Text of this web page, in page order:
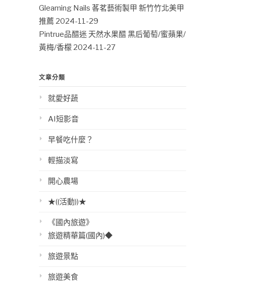
Gleaming Nails 茖茗藝術製甲 新竹竹北美甲
推薦 2024-11-29
Pintrue品醋迷 天然水果醋 黑后葡萄/蜜蘋果/
黃梅/香檬 2024-11-27
文章分類
就愛好蔬
AI短影音
早餐吃什麼？
輕描淡寫
開心農場
★((活動))★
《國內旅遊》
旅遊精華篇(國內)◆
旅遊景點
旅遊美食